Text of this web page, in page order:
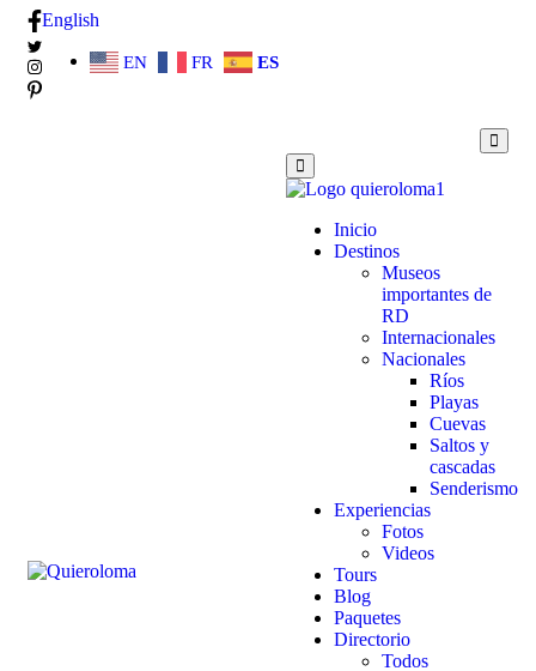
English
EN FR ES
Inicio
Destinos
Museos
importantes de
RD
Internacionales
Nacionales
Ríos
Playas
Cuevas
Saltos y
cascadas
Senderismo
Experiencias
Fotos
Videos
Tours
Blog
Paquetes
Directorio
Todos